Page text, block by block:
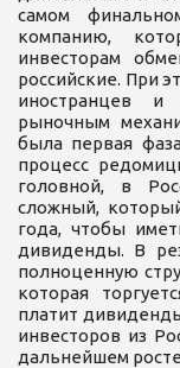
самом
компанию,
инвесторам
российские. При
иностранцев и
рыночным
была первая
процесс
головной, в
сложный,
года, чтобы
дивиденды. В
полноценную
которая
платит
инвесторов из
дальнейшем